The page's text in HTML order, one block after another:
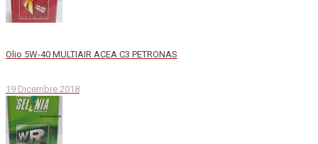
Olio 5W-40 MULTIAIR ACEA C3 PETRONAS
19 Dicembre 2018